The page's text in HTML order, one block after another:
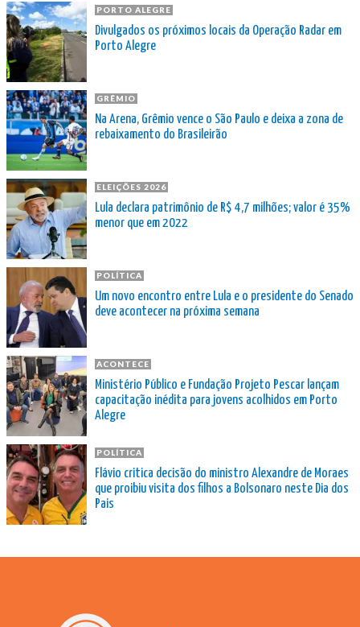
PORTO ALEGRE
Divulgados os próximos locais da Operação Radar em
Porto Alegre
GRÊMIO
Na Arena, Grêmio vence o São Paulo e deixa a zona de
rebaixamento do Brasileirão
ELEIÇÕES 2026
Lula declara patrimônio de R$ 4,7 milhões; valor é 35%
menor que em 2022
POLÍTICA
Um novo encontro entre Lula e o presidente do Senado
deve acontecer na próxima semana
ACONTECE
Ministério Público e Fundação Projeto Pescar lançam
capacitação inédita para jovens acolhidos em Porto
Alegre
POLÍTICA
Flávio critica decisão do ministro Alexandre de Moraes
que proibiu visita dos filhos a Bolsonaro neste Dia dos
Pais